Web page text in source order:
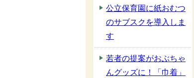
公立保育園に紙おむつ
のサブスクを導入しま
す
若者の提案がおぶちゃ
んグッズに！「巾着」